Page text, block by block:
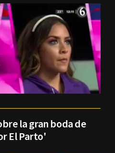
la gran boda de
El Parto'